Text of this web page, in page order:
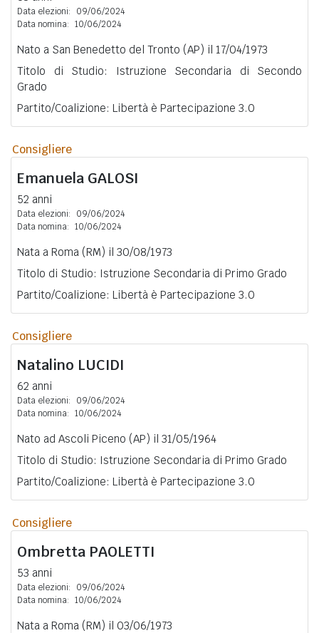
Data elezioni:
09/06/2024
Data nomina: 10/06/2024
Nato a San Benedetto del Tronto (AP) il 17/04/1973
Titolo di Studio: Istruzione Secondaria di Secondo
Grado
Partito/Coalizione: Libertà è Partecipazione 3.0
Consigliere
Emanuela GALOSI
52 anni
Data elezioni:
09/06/2024
Data nomina: 10/06/2024
Nata a Roma (RM) il 30/08/1973
Titolo di Studio: Istruzione Secondaria di Primo Grado
Partito/Coalizione: Libertà è Partecipazione 3.0
Consigliere
Natalino LUCIDI
62 anni
Data elezioni:
09/06/2024
Data nomina: 10/06/2024
Nato ad Ascoli Piceno (AP) il 31/05/1964
Titolo di Studio: Istruzione Secondaria di Primo Grado
Partito/Coalizione: Libertà è Partecipazione 3.0
Consigliere
Ombretta PAOLETTI
53 anni
Data elezioni:
09/06/2024
Data nomina: 10/06/2024
Nata a Roma (RM) il 03/06/1973